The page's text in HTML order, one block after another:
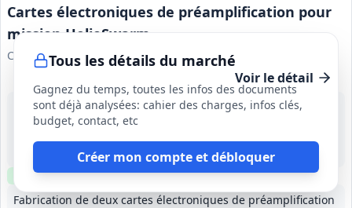
Tous les détails du marché
Gagnez du temps, toutes les infos des documents
sont déjà analysées: cahier des charges, infos clés,
budget, contact, etc
Créer mon compte et débloquer
Cartes électroniques de préamplification pour
mission HelioSwarm
CNRS
Voir le détail
Fabrication de deux cartes électroniques de préamplification
14 août 2026
Palaiseau (91)
Clause environnementale Échantillonsoptionnels